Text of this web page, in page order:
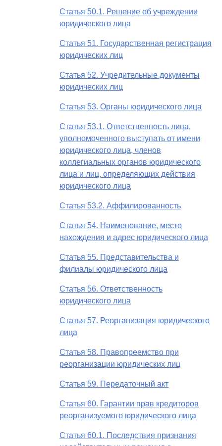
Статья 50.1. Решение об учреждении
юридического лица
Статья 51. Государственная регистрация
юридических лиц
Статья 52. Учредительные документы
юридических лиц
Статья 53. Органы юридического лица
Статья 53.1. Ответственность лица,
уполномоченного выступать от имени
юридического лица, членов
коллегиальных органов юридического
лица и лиц, определяющих действия
юридического лица
Статья 53.2. Аффилированность
Статья 54. Наименование, место
нахождения и адрес юридического лица
Статья 55. Представительства и
филиалы юридического лица
Статья 56. Ответственность
юридического лица
Статья 57. Реорганизация юридического
лица
Статья 58. Правопреемство при
реорганизации юридических лиц
Статья 59. Передаточный акт
Статья 60. Гарантии прав кредиторов
реорганизуемого юридического лица
Статья 60.1. Последствия признания